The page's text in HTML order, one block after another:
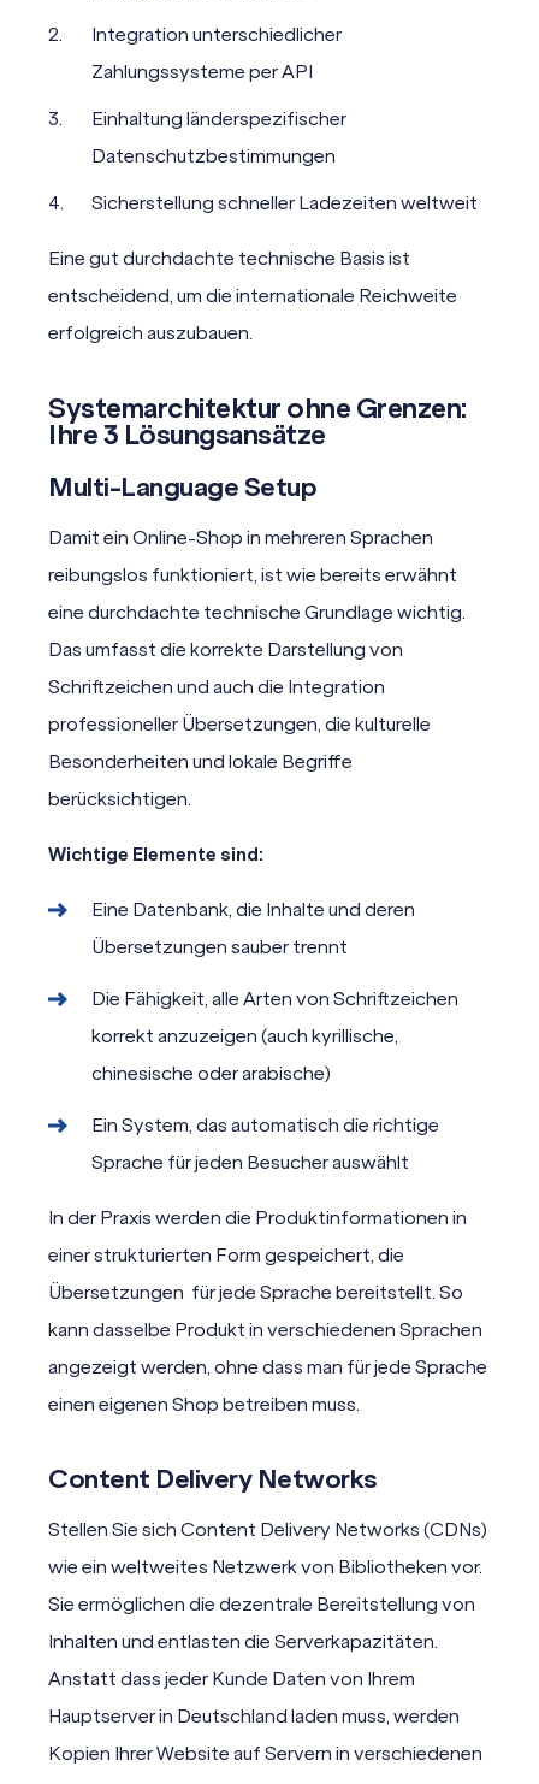
Integration unterschiedlicher
Zahlungssysteme perAPI
Einhaltung länderspezifischer
Datenschutzbestimmungen
Sicherstellung schneller Ladezeiten weltweit
Eine gut durchdachte technische Basis ist
entscheidend, um die internationale Reichweite
erfolgreich auszubauen.
Systemarchitektur ohne Grenzen:
Ihre 3 Lösungsansätze
Multi-Language Setup
Damit ein Online-Shop in mehreren Sprachen
reibungslos funktioniert, ist wie bereits erwähnt
eine durchdachte technische Grundlage wichtig.
Das umfasst die korrekte Darstellung von
Schriftzeichen und auch die Integration
professioneller Übersetzungen, die kulturelle
Besonderheiten und lokale Begriffe
berücksichtigen.
Wichtige Elemente sind:
Eine Datenbank, die Inhalte und deren
Übersetzungen sauber trennt
Die Fähigkeit, alle Arten von Schriftzeichen
korrekt anzuzeigen (auch kyrillische,
chinesische oder arabische)
Ein System, das automatisch die richtige
Sprache für jeden Besucher auswählt
In der Praxis werden die Produktinformationen in
einer strukturierten Form gespeichert, die
Übersetzungen für jede Sprache bereitstellt. So
kann dasselbe Produkt in verschiedenen Sprachen
angezeigt werden, ohne dass man für jede Sprache
einen eigenen Shop betreiben muss.
Content Delivery Networks
Stellen Sie sich Content Delivery Networks (CDNs)
wie ein weltweites Netzwerk von Bibliotheken vor.
Sie ermöglichen die dezentrale Bereitstellung von
Inhalten und entlasten die Serverkapazitäten.
Anstatt dass jeder Kunde Daten von Ihrem
Hauptserver in Deutschland laden muss, werden
Kopien Ihrer Website auf Servern in verschiedenen